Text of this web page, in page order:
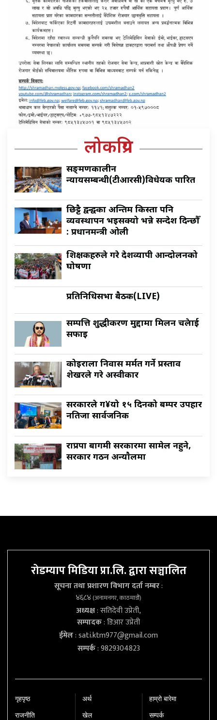
लोकप्रिय
सङ्क्रमणकालीन
न्यायसम्बन्धी(टीआरसी)विधेयक पारित
छिट्टै द्वन्द्वका अन्तिम किस्ता पनि
व्यवस्थापन भइसक्यो भन्ने सन्देश दिन्छौँ
: प्रधानमन्त्री ओली
शिक्षकहरुले गरे देशव्यापी आन्दोलनको
घोषणा
प्रतिनिधिसभा बैठक(LIVE)
सम्पत्ति शुद्धीकरण मुद्दामा मिलन चक्रेलाई
सफाइ
कोइराला निवास मर्मत गर्ने प्रस्ताव
शेखरले गरे अस्वीकार
सरकारले ग¥यो १५ दिनको बम्पर उपहार
नतिजा सार्वजनिक
राप्रपा बागमी सरकारमा सामेल नहुने,
सरकार गठन अन्याैलमा
रोडम्याप मिडिया प्रा.लि. द्वारा सञ्चालित
सूचना तथा प्रशारण विभाग दर्ता नम्बर:
४६८४(अनामनगर, काठमाडौं)
अध्यक्ष: सतिदेवी उप्रेती,
सम्पादक: डिआर उप्रेती
ईमेल:sati.ktm977@gmail.com
सम्पर्क: 9829304823
गृहपृष्‍ठ
राजनीति
अर्थ
खेल
हाम्रो बारेमा
सम्पर्क